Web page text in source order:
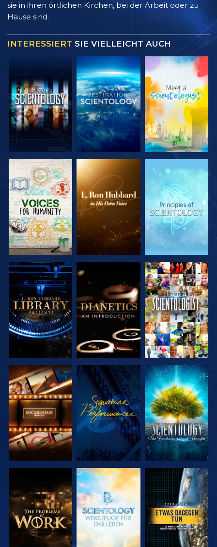
sie in ihren örtlichen Kirchen, bei der Arbeit oder zu
Hause sind.
INTERESSIERT SIE VIELLEICHT AUCH
SERIE
ENTDECKEN
SERIE
ENTDECKEN
SERIE
ENTDECKEN
SERIE
ENTDECKEN
SERIE
ENTDECKEN
ANSEHEN
SERIE
ENTDECKEN
ANSEHEN
SERIE
ENTDECKEN
SERIE
ENTDECKEN
SERIE
ENTDECKEN
ANSEHEN